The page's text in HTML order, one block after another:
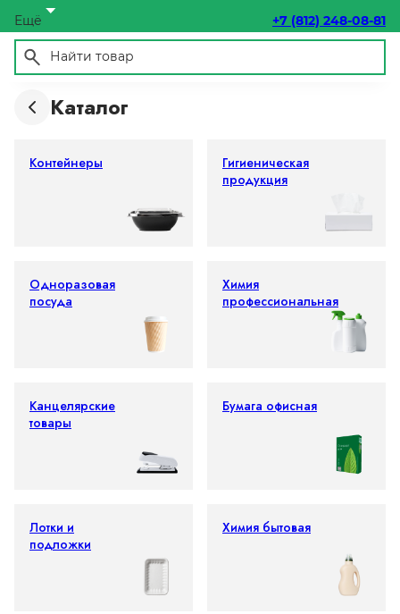
Ещё +7 (812) 248-08-81
Каталог
Контейнеры
Гигиеническая
продукция
Одноразовая
посуда
Химия
профессиональная
Канцелярские
товары
Бумага офисная
Лотки и
подложки
Химия бытовая